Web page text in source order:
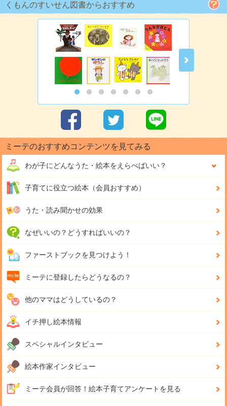
くもんのすいせん図書からおすすめ
ミーテのおすすめコンテンツを見てみる
わが子にどんなうた・絵本をえらべばいい？
子育てに役立つ絵本（会員おすすめ）
うた・読み聞かせの効果
なぜいいの？どうすればいいの？
ファーストブックを見つけよう！
ミーテに登録したらどうなるの？
他のママはどうしているの？
イチ押し絵本情報
スペシャルインタビュー
絵本作家インタビュー
ミーテ会員が回答！ 絵本子育てアンケートを見る